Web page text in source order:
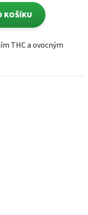
KOŠÍKU
THC a ovocným